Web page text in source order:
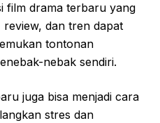
film drama terbaru yang
dan tren dapat
tontonan
nebak sendiri.
juga bisa menjadi cara
stres dan